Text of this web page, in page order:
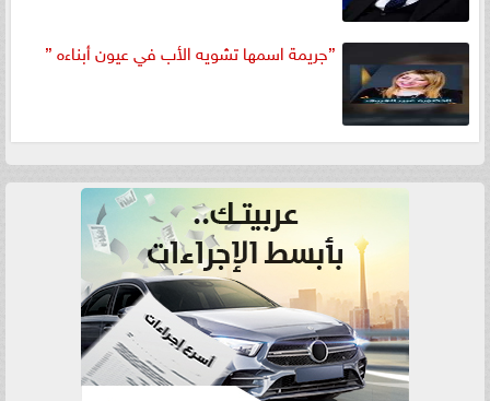
”جريمة اسمها تشويه الأب في عيون أبناءه ”